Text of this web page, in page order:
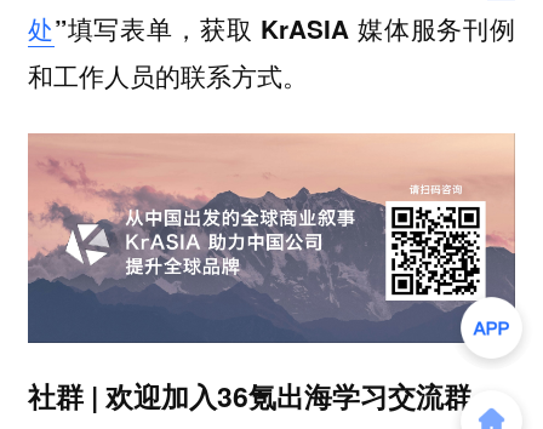
处”填写表单，获取 KrASIA 媒体服务刊例
和工作人员的联系方式。
社群 | 欢迎加入36氪出海学习交流群